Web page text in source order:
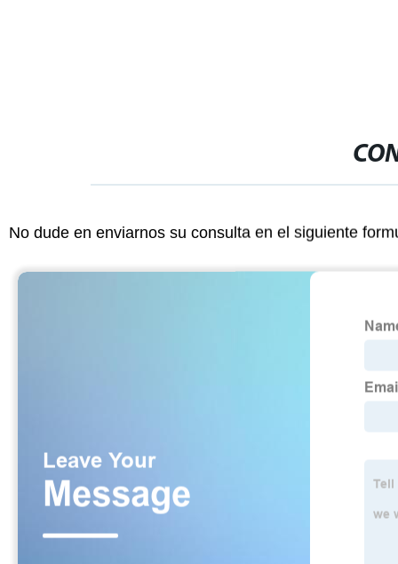
No dude en enviarnos su consulta en el siguiente